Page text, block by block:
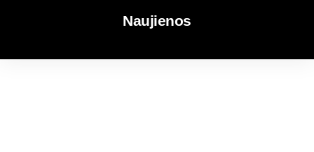
Naujienos